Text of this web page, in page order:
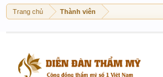
Trang chủ Thành viên